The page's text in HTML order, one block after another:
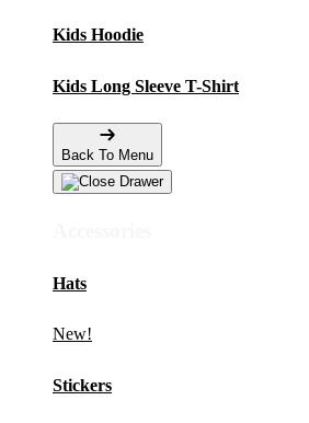
Kids Hoodie
Kids Long Sleeve T-Shirt
Back To Menu
Hats
New!
Stickers